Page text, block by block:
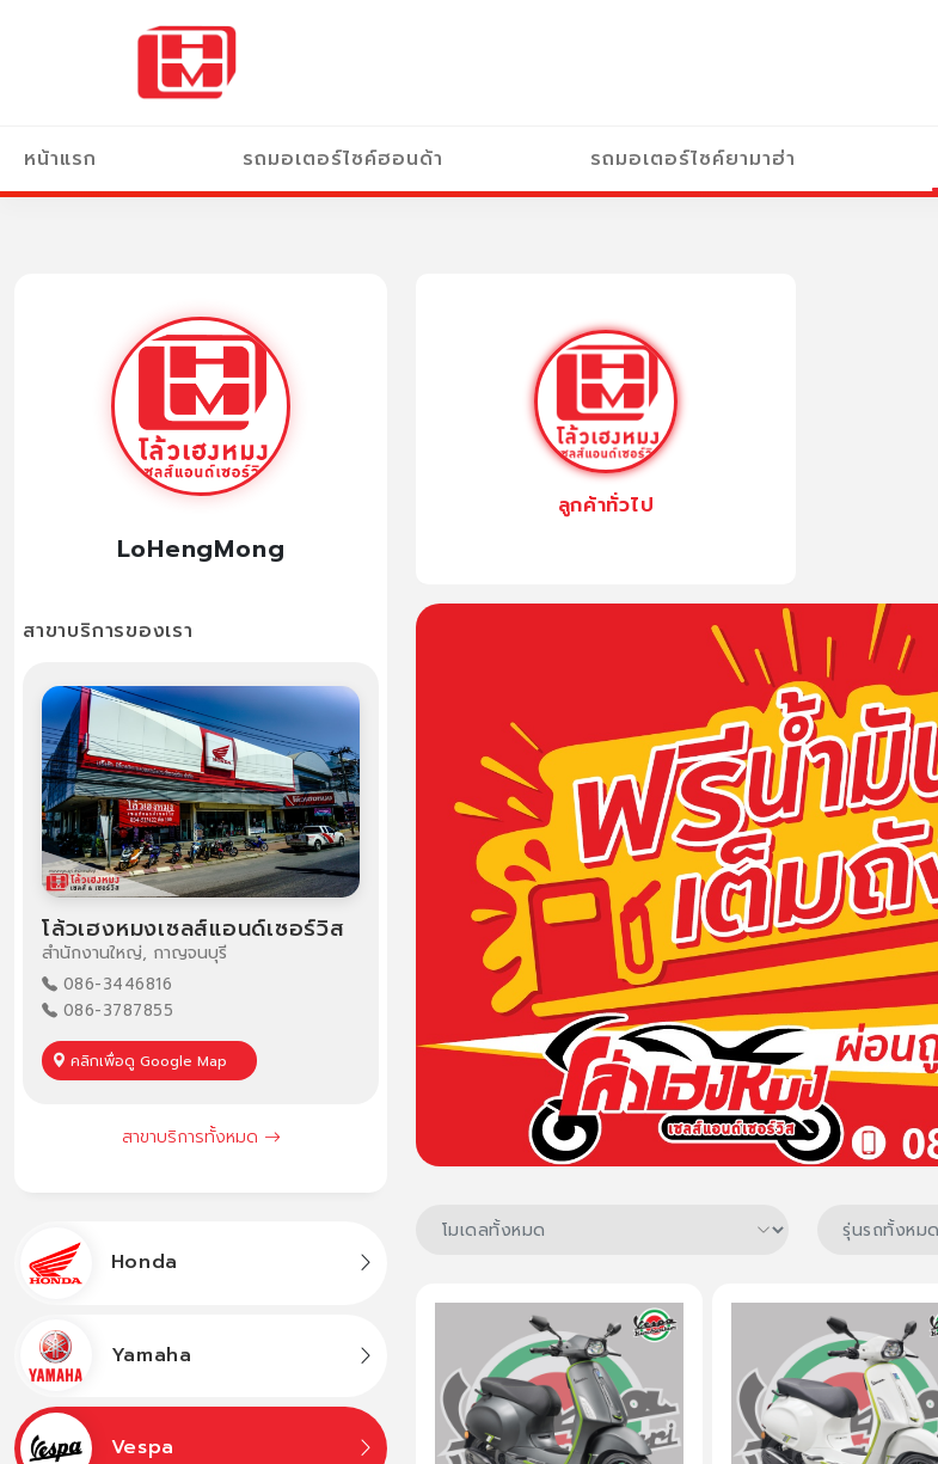
หน้าแรก รถมอเตอร์ไซค์ฮอนด้า รถมอเตอร์ไซค์ยามาฮ่า
LoHengMong
ศูนย์จำหน่ายรถจักรยานยนต์ รถมอเตอร์ไซค์ ทุกยี่ห้อ มอเตอร์ไซค์ฮอนด้า มอเตอร์ไซค์ยามาฮ่า มอเตอร์ไซค์เวสป้า มอเตอร์ไซค์บิ๊กไบค์
สิทธิพิเศษสำหรับลูกค้ารับเงินเดือนผ่านธนาคารไทยพาณิชย์ SCB Payroll สิทธิพิเศษสำหรับข้าราชการประจำ สมาชิกกบข. และ
สาขาบริการของเรา
โล้วเฮงหมงเซลส์แอนด์เซอร์วิส
สำนักงานใหญ่, กาญจนบุรี
086-3446816
086-3787855
คลิกเพื่อดู Google Map
สาขาบริการทั้งหมด
Honda
Yamaha
Vespa
ลูกค้าทั่วไป